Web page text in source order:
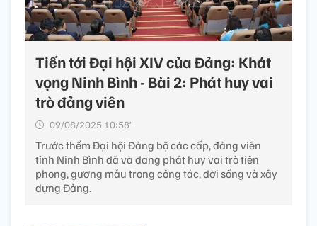
Tiến tới Đại hội XIV của Đảng: Khát
vọng Ninh Bình - Bài 2: Phát huy vai
trò đảng viên
09/08/2025 10:58’
Trước thềm Đại hội Đảng bộ các cấp, đảng viên
tỉnh Ninh Bình đã và đang phát huy vai trò tiên
phong, gương mẫu trong công tác, đời sống và xây
dựng Đảng.